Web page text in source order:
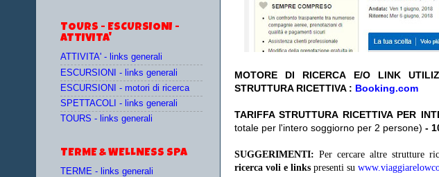
MOTORE DI RICERCA E/O LINK
STRUTTURA RICETTIVA : Booking.com
TARIFFA STRUTTURA RICETTIVA PER
totale per l'intero soggiorno per 2 persone) -
SUGGERIMENTI: Per cercare altre strutture
ricerca voli e links presenti su
TOURS - ESCURSIONI -
ATTIVITA'
ATTIVITA' - links generali
ESCURSIONI - links generali
ESCURSIONI - motori di ricerca
SPETTACOLI - links generali
TOURS - links generali
TERME & WELLNESS SPA
TERME - links generali